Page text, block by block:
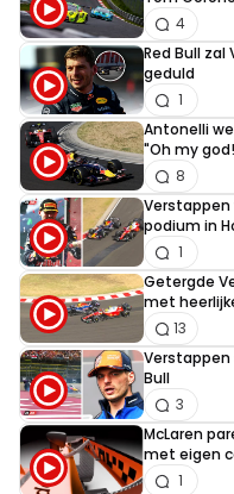
Dit bericht is
audrey-
4 juni 2023
Hoezo reed
snelle
Palpatine63
5 juni 2023
@audrey-
het
Meepraten? Dat
4
Red Bull
geduld
1
Antonelli
"Oh my
8
podium in
1
Getergde
met
13
Verstappen
Bull
3
McLaren
met eigen
1